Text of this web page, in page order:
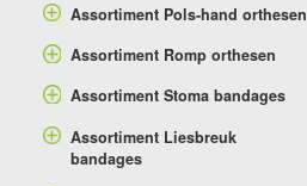
Assortiment Pols-hand orthesen
Assortiment Romp orthesen
Assortiment Stoma bandages
Assortiment Liesbreuk
bandages